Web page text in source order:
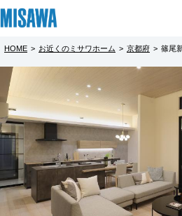
住まい
建てる [注文住宅]
商品ラインアップ
デザイン
テクノロジー（住まいの性能）
土地活用
個人のお客さま
賃貸住宅
リフォーム
戸建て・マンション
まちづくり
HOME > お近くのミサワホーム > 京都府 > 篠尾
都道府県を
北海道
北海道
東北
篠尾新町まちかどモデ
完全予約制
災害に強いミサワホームの
さい。